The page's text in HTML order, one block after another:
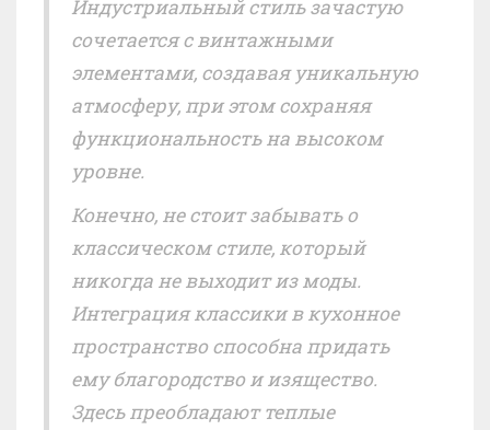
Индустриальный стиль зачастую
сочетается с винтажными
элементами, создавая уникальную
атмосферу, при этом сохраняя
функциональность на высоком
уровне.
Конечно, не стоит забывать о
классическом стиле, который
никогда не выходит из моды.
Интеграция классики в кухонное
пространство способна придать
ему благородство и изящество.
Здесь преобладают теплые